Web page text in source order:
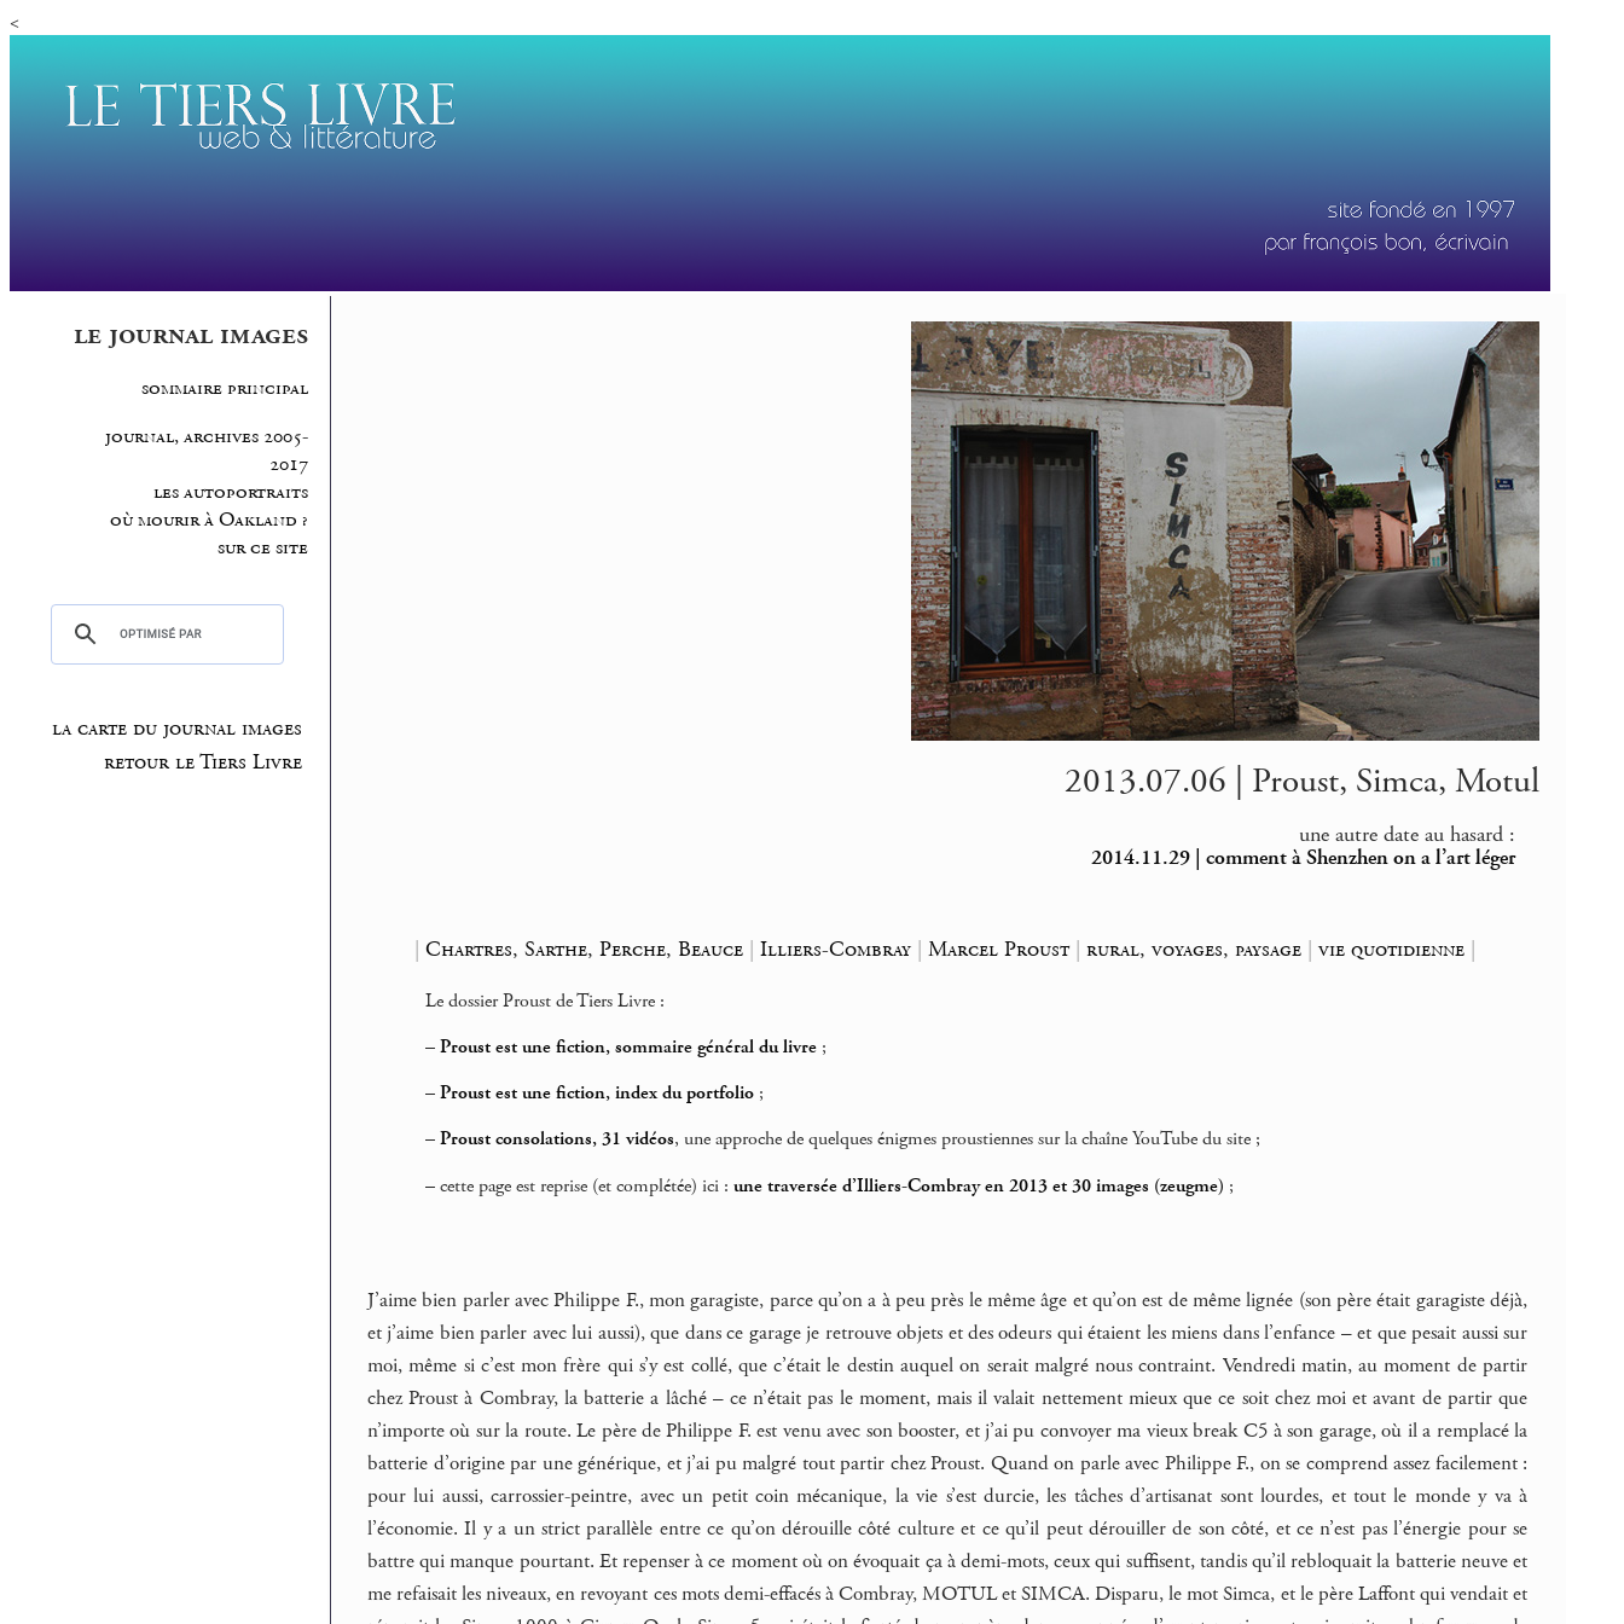
<
le journal images
sommaire principal
journal, archives 2005-
2017
les autoportraits
où mourir à Oakland ?
sur ce site
la carte du journal images
retour le Tiers Livre
2013.07.06 | Proust, Simca, Motul
une autre date au hasard :
2014.11.29 | comment à Shenzhen on a l’art léger
|Chartres, Sarthe, Perche, Beauce |Illiers-Combray |Marcel Proust|rural, voyages, paysage |vie quotidienne |
Le dossier Proust de Tiers Livre :
–Proust est une fiction, sommaire général du livre ;
–Proust est une fiction, index du portfolio ;
–Proust consolations, 31 vidéos, une approche de quelques énigmes proustiennes sur la chaîne YouTube du site ;
–cette page est reprise (et complétée) ici : une traversée d’Illiers-Combray en 2013 et 30 images (zeugme) ;
J’aime bien parler avec Philippe F., mon garagiste, parce qu’on a à peu près le même âge et qu’on est de même lignée (son père était garagiste déjà,
et j’aime bien parler avec lui aussi), que dans ce garage je retrouve objets et des odeurs qui étaient les miens dans l’enfance – et que pesait aussi sur
moi, même si c’est mon frère qui s’y est collé, que c’était le destin auquel on serait malgré nous contraint. Vendredi matin, au moment de partir
chez Proust à Combray, la batterie a lâché – ce n’était pas le moment, mais il valait nettement mieux que ce soit chez moi et avant de partir que
n’importe où sur la route. Le père de Philippe F. est venu avec son booster, et j’ai pu convoyer ma vieux break C5 à son garage, où il a remplacé la
batterie d’origine par une générique, et j’ai pu malgré tout partir chez Proust. Quand on parle avec Philippe F., on se comprend assez facilement :
pour lui aussi, carrossier-peintre, avec un petit coin mécanique, la vie s’est durcie, les tâches d’artisanat sont lourdes, et tout le monde y va à
l’économie. Il y a un strict parallèle entre ce qu’on dérouille côté culture et ce qu’il peut dérouiller de son côté, et ce n’est pas l’énergie pour se
battre qui manque pourtant. Et repenser à ce moment où on évoquait ça à demi-mots, ceux qui suffisent, tandis qu’il rebloquait la batterie neuve et
me refaisait les niveaux, en revoyant ces mots demi-effacés à Combray, MOTUL et SIMCA. Disparu, le mot Simca, et le père Laffont qui vendait et